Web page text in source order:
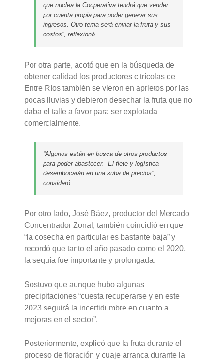
que nuclea la Cooperativa tendrá que vender
por cuenta propia para poder generar sus
ingresos. Otro tema será enviar la fruta y sus
costos”, reflexionó.
Por otra parte, acotó que en la búsqueda de
obtener calidad los productores citrícolas de
Entre Ríos también se vieron en aprietos por las
pocas lluvias y debieron desechar la fruta que no
daba el talle a favor para ser explotada
comercialmente.
“Algunos están en busca de otros productos
para poder abastecer. El flete y logística
desembocarán en una suba de precios”,
consideró.
Por otro lado, José Báez, productor del Mercado
Concentrador Zonal, también coincidió en que
“la cosecha en particular es bastante baja” y
recordó que tanto el año pasado como el 2020,
la sequía fue importante y prolongada.
Sostuvo que aunque hubo algunas
precipitaciones “cuesta recuperarse y en este
2023 seguirá la incertidumbre en cuanto a
mejoras en el sector”.
Posteriormente, explicó que la fruta durante el
proceso de floración y cuaje arranca durante la